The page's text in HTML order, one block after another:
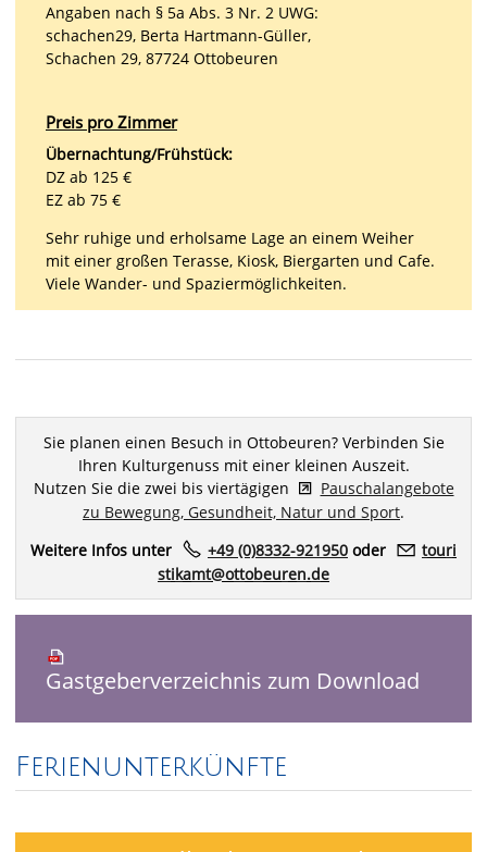
Angaben nach § 5a Abs. 3 Nr. 2 UWG:
schachen29, Berta Hartmann-Güller,
Schachen 29, 87724 Ottobeuren
Preis pro Zimmer
Übernachtung/Frühstück:
DZ ab 125 €
EZ ab 75 €
Sehr ruhige und erholsame Lage an einem Weiher
mit einer großen Terasse, Kiosk, Biergarten und Cafe.
Viele Wander- und Spaziermöglichkeiten.
Sie planen einen Besuch in Ottobeuren? Verbinden Sie
Ihren Kulturgenuss mit einer kleinen Auszeit.
Nutzen Sie die zwei bis viertägigen
Pauschalangebote
zu Bewegung, Gesundheit, Natur und Sport.
Weitere Infos unter
+49 (0)8332-921950 oder t
r
st k mt tt b r n d
Gastgeberverzeichnis zum Download
Ferienunterkünfte